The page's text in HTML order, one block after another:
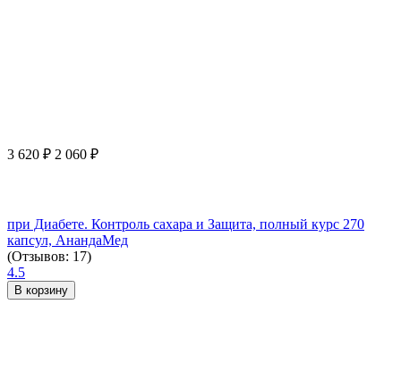
3 620 ₽ 2 060 ₽
при Диабете. Контроль сахара и Защита, полный курс 270
капсул, АнандаМед
(Отзывов: 17)
4.5
В корзину